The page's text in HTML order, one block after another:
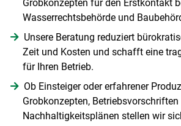
Grobkonzepten für den Erstkontakt
Wasserrechtsbehörde und
Unsere Beratung reduziert
Zeit und Kosten und schafft eine
für Ihren Betrieb.
Ob Einsteiger oder erfahrener
Grobkonzepten, Betriebsvorschriften
Nachhaltigkeitsplänen stellen wir